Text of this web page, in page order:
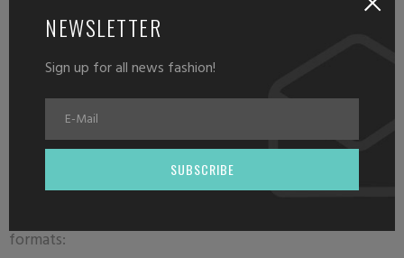
Description
Nos signets sont peints avec amour et imprimés par un
ESAT dans les Hauts de France .
formats:
NEWSLETTER
Sign up for all news fashion!
SUBSCRIBE